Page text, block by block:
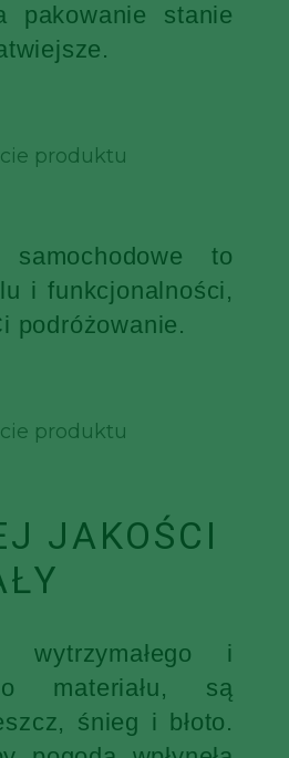
pakowanie stanie
to
i funkcjonalności,
podróżowanie.
JAKOŚCI
wytrzymałego i
materiału, są
śnieg i błoto.